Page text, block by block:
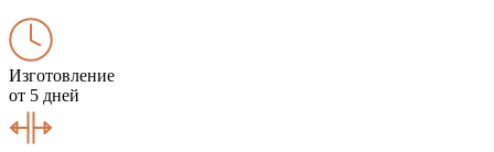
Изготовление
от 5 дней